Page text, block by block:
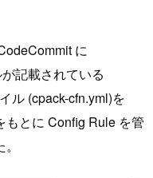
に
記載されている
ル (cpack-cfn.yml)を
もとに Config Rule を管